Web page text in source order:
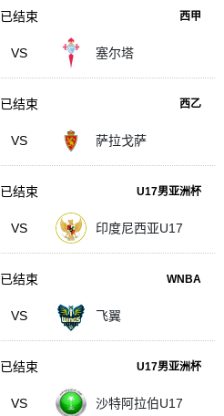
西甲
VS 塞尔塔
已结束
西乙
VS 萨拉戈萨
已结束
U17男亚洲杯
VS 印度尼西亚U17
已结束
WNBA
VS 飞翼
已结束
U17男亚洲杯
VS 沙特阿拉伯U17
已结束